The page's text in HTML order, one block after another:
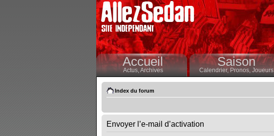
Accueil
Actus,Archives
Saison
Calendrier,Pronos, Joueurs
Index du forum
Envoyer l’e-mail d’activation